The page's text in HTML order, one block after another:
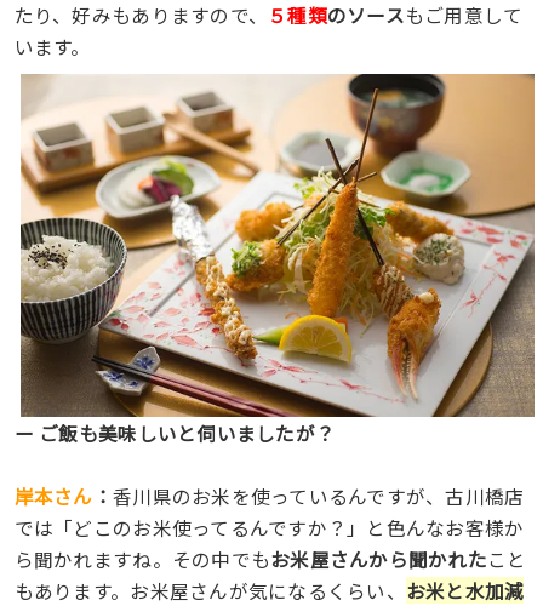
たり、好みもありますので、
５種類のソースもご用意して
います。
ー ご飯も美味しいと伺いましたが？
岸本さん ： 香川県のお米を使っているんですが、古川橋店
では「どこのお米使ってるんですか？」と色んなお客様か
ら聞かれますね。その中でもお米屋さんから聞かれたこと
もあります。お米屋さんが気になるくらい、 お米と水加減